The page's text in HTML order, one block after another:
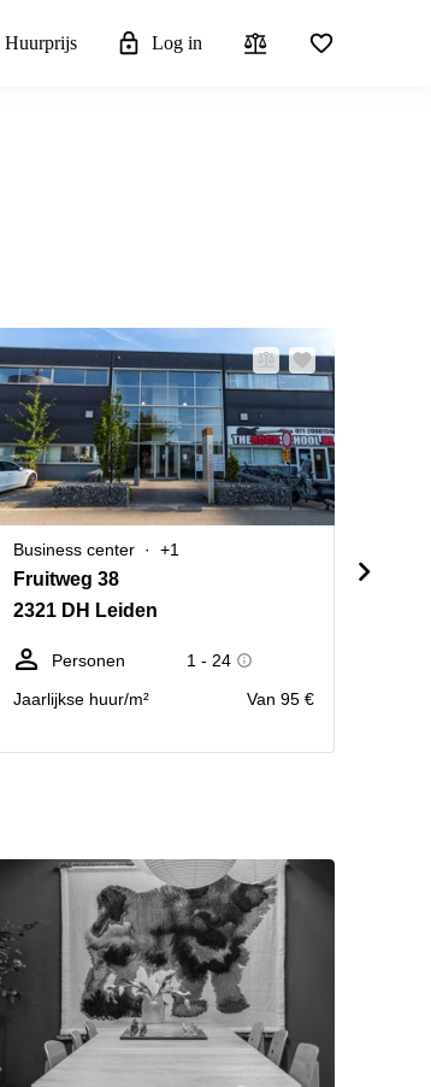
Huurprijs Log in
Business center +1
Fruitweg 38
2321 DH Leiden
Personen
1 - 24
Jaarlijkse huur/m²
Van 95 €